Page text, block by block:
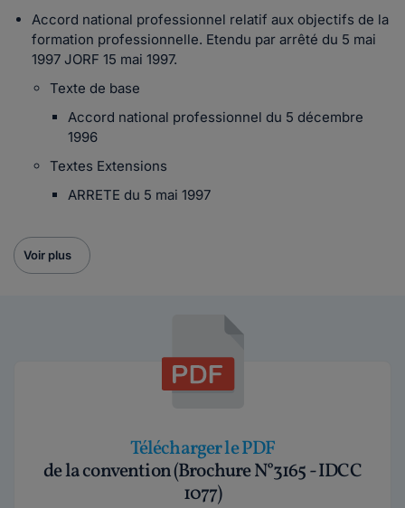
Accord national professionnel relatif aux objectifs de la
formation professionnelle. Etendu par arrêté du 5 mai
1997 JORF 15 mai 1997.
Texte de base
Accord national professionnel du 5 décembre
1996
Textes Extensions
ARRETE du 5 mai 1997
Voir plus
Télécharger le PDF
de la convention (Brochure N°3165 - IDCC
1077)